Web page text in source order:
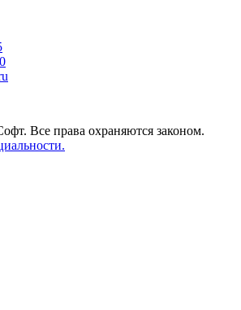
Все права охраняются законом.